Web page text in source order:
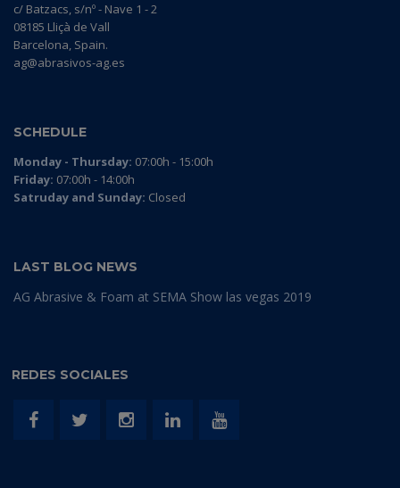
c/ Batzacs, s/nº - Nave 1 - 2
08185 Lliçà de Vall
Barcelona, Spain.
ag@abrasivos-ag.es
SCHEDULE
Monday - Thursday: 07:00h - 15:00h
Friday: 07:00h - 14:00h
Satruday and Sunday: Closed
LAST BLOG NEWS
AG Abrasive & Foam at SEMA Show las vegas 2019
REDES SOCIALES